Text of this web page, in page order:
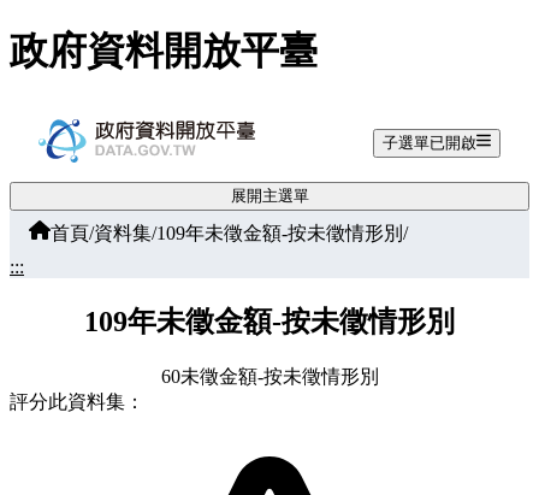
跳至主要內容
政府資料開放平臺
子選單已開啟
展開主選單
首頁/資料集/109年未徵金額-按未徵情形別 /
:::
109年未徵金額-按未徵情形別
60未徵金額-按未徵情形別
評分此資料集：